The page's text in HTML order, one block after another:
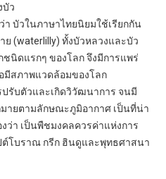
บัว
า บัวในภาษาไทยนิยมใช้เรียกกัน
ย (waterlilly) ทั้งบัวหลวงและบัว
นิดแรกๆ ของโลก จึงมีการแพร่
มีสภาพแวดล้อมของโลก
ปรับตัวและเกิดวิวัฒนาการ จนมี
ายตามลักษณะภูมิอากาศ เป็นที่น่า
ว่า เป็นพืชมงคลควรค่าแห่งการ
โบราณ กรีก ฮินดูและพุทธศาสนา